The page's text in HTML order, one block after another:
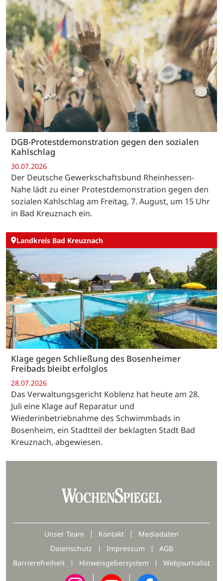
DGB-Protestdemonstration gegen den sozialen
Kahlschlag
30.07.2026
Der Deutsche Gewerkschaftsbund Rheinhessen-
Nahe lädt zu einer Protestdemonstration gegen den
sozialen Kahlschlag am Freitag, 7. August, um 15 Uhr
in Bad Kreuznach ein.
Landkreis Bad Kreuznach
Klage gegen Schließung des Bosenheimer
Freibads bleibt erfolglos
28.07.2026
Das Verwaltungsgericht Koblenz hat heute am 28.
Juli eine Klage auf Reparatur und
Wiederinbetriebnahme des Schwimmbads in
Bosenheim, ein Stadtteil der beklagten Stadt Bad
Kreuznach, abgewiesen.
Unser Team Kontakt
Mediadaten
Datenschutz
Impressum
AGB
Barrierefreiheit
Hinweisgebersystem Webjournalist